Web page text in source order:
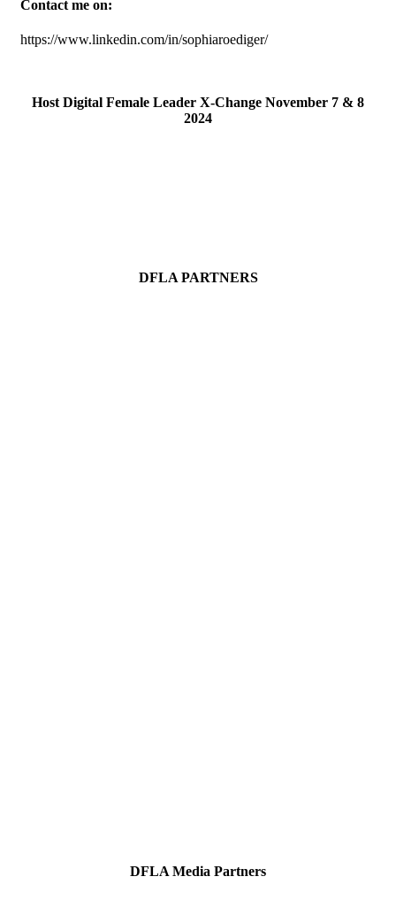
Contact me on:
https://www.linkedin.com/in/sophiaroediger/
Host Digital Female Leader X-Change November 7 & 8
2024
DFLA PARTNERS
DFLA Media Partners